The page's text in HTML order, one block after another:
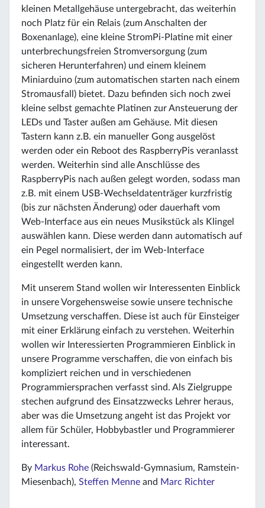
kleinen Metallgehäuse untergebracht, das weiterhin
noch Platz für ein Relais (zum Anschalten der
Boxenanlage), eine kleine StromPi-Platine mit einer
unterbrechungsfreien Stromversorgung (zum
sicheren Herunterfahren) und einem kleinem
Miniarduino (zum automatischen starten nach einem
Stromausfall) bietet. Dazu befinden sich noch zwei
kleine selbst gemachte Platinen zur Ansteuerung der
LEDs und Taster außen am Gehäuse. Mit diesen
Tastern kann z.B. ein manueller Gong ausgelöst
werden oder ein Reboot des RaspberryPis veranlasst
werden. Weiterhin sind alle Anschlüsse des
RaspberryPis nach außen gelegt worden, sodass man
z.B. mit einem USB-Wechseldatenträger kurzfristig
(bis zur nächsten Änderung) oder dauerhaft vom
Web-Interface aus ein neues Musikstück als Klingel
auswählen kann. Diese werden dann automatisch auf
ein Pegel normalisiert, der im Web-Interface
eingestellt werden kann.
Mit unserem Stand wollen wir Interessenten Einblick
in unsere Vorgehensweise sowie unsere technische
Umsetzung verschaffen. Diese ist auch für Einsteiger
mit einer Erklärung einfach zu verstehen. Weiterhin
wollen wir Interessierten Programmieren Einblick in
unsere Programme verschaffen, die von einfach bis
kompliziert reichen und in verschiedenen
Programmiersprachen verfasst sind. Als Zielgruppe
stechen aufgrund des Einsatzzwecks Lehrer heraus,
aber was die Umsetzung angeht ist das Projekt vor
allem für Schüler, Hobbybastler und Programmierer
interessant.
By Markus Rohe (Reichswald-Gymnasium, Ramstein-
Miesenbach), Steffen Menne and Marc Richter